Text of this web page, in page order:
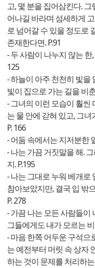
고, 몇 분을 집어삼킨다.
어나길 바라며 섬세하게
로 넘어갈 수 있을 정도로
존재한다면. P.91
- 두 사람이 나누지 않는
125
- 하늘이 아주 천천히 빛을
빛이 집으로 가는 길을 비
- 그녀의 이런 모습이 훨씬
는 물 안에 갇혀 있고, 그
P. 166
- 어둠 속에서는 지저분한
- 나는 가끔 거짓말을 해.
지. P.195
- 나는 그대로 누워 베개로
참아보았지만, 결국 입 밖
P. 278
- 가끔 나는 모든 사람들이
그들에게도 내가 모르는
- 마음 한쪽 어두운 구석으
는 예전부터 머릿 속 상자
하는 것이 문제를 처리하